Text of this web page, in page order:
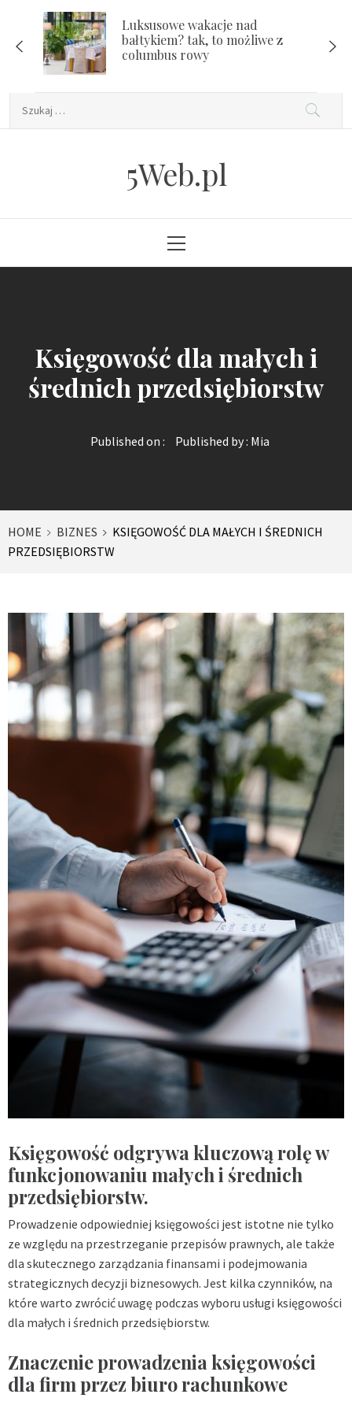
content
Luksusowe wakacje nad
bałtykiem? tak, to możliwe z
columbus rowy
5Web.pl
Menu
Księgowość dla małych i
średnich przedsiębiorstw
Published on : Published by : Mia
HOME BIZNES
KSIĘGOWOŚĆ DLA MAŁYCH I ŚREDNICH
PRZEDSIĘBIORSTW
Księgowość odgrywa kluczową rolę w
funkcjonowaniu małych i średnich
przedsiębiorstw.
Prowadzenie odpowiedniej księgowości jest istotne nie tylko
ze względu na przestrzeganie przepisów prawnych, ale także
dla skutecznego zarządzania finansami i podejmowania
strategicznych decyzji biznesowych. Jest kilka czynników, na
które warto zwrócić uwagę podczas wyboru usługi księgowości
dla małych i średnich przedsiębiorstw.
Znaczenie prowadzenia księgowości
dla firm przez biuro rachunkowe